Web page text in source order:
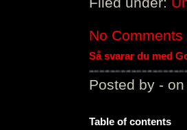
No Comments
Så svarar du med
Posted by - on
Table of contents